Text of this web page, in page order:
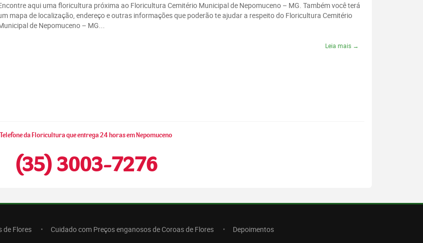
aqui uma floricultura próxima ao Floricultura Cemitério Municipal de Nepomuceno – MG. Também você terá
mapa de localização, endereço e outras informações que poderão te ajudar a respeito do Floricultura Cemitério
de Nepomuceno – MG...
Leia mais →
Telefone da Floricultura que entrega 24 horas em Nepomuceno
(35) 3003-7276
de Flores Cuidado com Preços enganosos de Coroas de Flores Depoimentos